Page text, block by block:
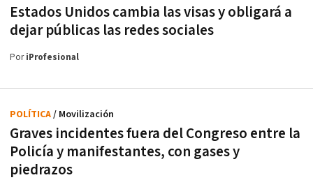
Estados Unidos cambia las visas y obligará a
dejar públicas las redes sociales
PoriProfesional
Graves incidentes fuera del Congreso entre la
Policía y manifestantes, con gases y
piedrazos
POLÍTICA/ Movilización